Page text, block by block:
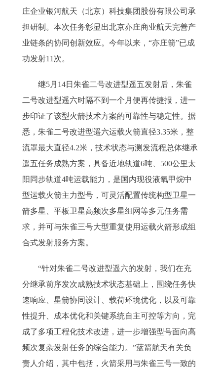
庄企业银河航天（北京）科技集团股份有限公司承
担研制。本次任务彰显出北京亦庄商业航天完善产
业链条的协同创新效应。今年以来，“亦庄箭”已成
功发射11次。
继5月14日朱雀二号改进型遥五发射后，朱雀
二号改进型遥六时隔不到一个月便再传捷报，进一
步印证了该型火箭技术方案的可靠性与稳定性。据
悉，朱雀二号改进型遥六运载火箭直径3.35米，整
流罩最大直径4.2米，技术状态与测发流程总体继承
遥五任务成熟方案，具备近地轨道6吨、500公里太
阳同步轨道4吨运载能力，是国内现役液氧甲烷中
型运载火箭主力型号，可灵活配置传统构型卫星一
箭多星、平板卫星高频次多星组网等多元任务需
求，并可与朱雀三号大型重复使用运载火箭形成组
合式发射服务方案。
“针对朱雀二号改进型遥六的发射，我们在充
分继承前序发次成熟技术状态基础上，围绕任务快
速响应、星箭协同设计、载荷环境优化，以及可靠
性提升、成本优化和关键系统自主可控等方向，完
成了多项工程化技术改进，进一步增强型号面向高
频次复杂发射任务的综合能力。”蓝箭航天有关负
责人介绍，其中包括，火箭采用与朱雀三号一致的